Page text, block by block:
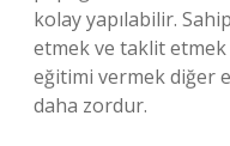
kolay yapılabilir.
etmek ve taklit
eğitimi vermek diğer
daha zordur.